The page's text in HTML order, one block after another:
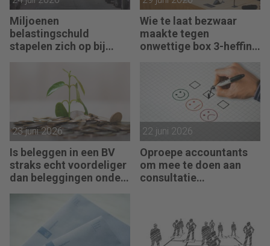
Miljoenen
belastingschuld
stapelen zich op bij
Wie te laat bezwaar
maakte tegen
onwettige box 3-heffing
23 juni 2026
Is beleggen in een BV
straks echt voordeliger
dan beleggingen onder
box 3?
22 juni 2026
Oproepe accountants
om mee te doen aan
consultatie